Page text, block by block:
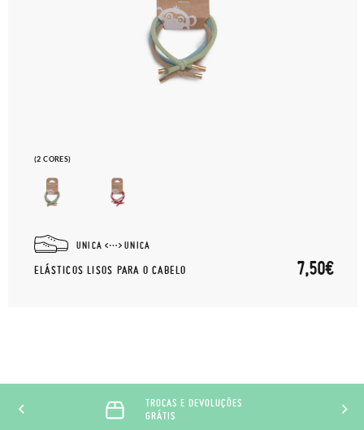
(2 CORES)
UNICA UNICA
ELÁSTICOS LISOS PARA O CABELO 7,50€
TROCAS E DEVOLUÇÕES
GRÁTIS